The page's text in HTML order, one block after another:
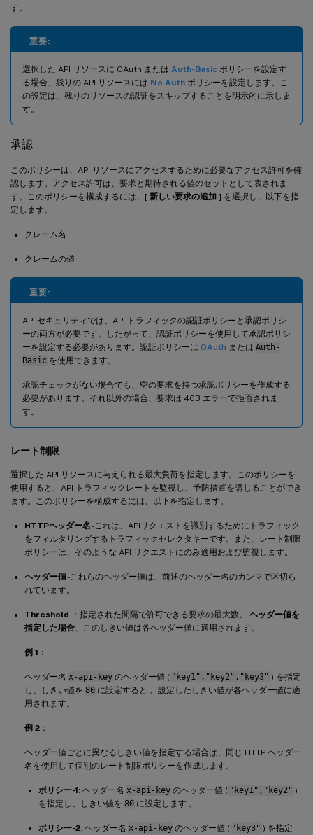
す。
重要:
選択した API リソースに OAuth または Auth-Basic ポリシーを設定す
る場合、残りの API リソースには No Auth ポリシーを設定します。こ
の設定は、残りのリソースの認証をスキップすることを明示的に示しま
す。
承認
このポリシーは、API リソースにアクセスするために必要なアクセス許可を確
認します。アクセス許可は、要求と期待される値のセットとして表されま
す。このポリシーを構成するには、[ 新しい要求の追加 ] を選択し、以下を指
定します。
クレーム名
クレームの値
重要:
API セキュリティでは、API トラフィックの認証ポリシーと承認ポリシ
ーの両方が必要です。したがって、認証ポリシーを使用して承認ポリシ
ーを設定する必要があります。認証ポリシーは OAuth または Auth-
Basic を使用できます。
承認チェックがない場合でも、空の要求を持つ承認ポリシーを作成する
必要があります。それ以外の場合、要求は 403 エラーで拒否されま
す。
レート制限
選択した API リソースに与えられる最大負荷を指定します。このポリシーを
使用すると、API トラフィックレートを監視し、予防措置を講じることができ
ます。このポリシーを構成するには、以下を指定します。
HTTPヘッダー名-これは、APIリクエストを識別するためにトラフィック
をフィルタリングするトラフィックセレクタキーです。また、レート制限
ポリシーは、そのような API リクエストにのみ適用および監視します。
ヘッダー値-これらのヘッダー値は、前述のヘッダー名のカンマで区切ら
れています。
Threshold ：指定された間隔で許可できる要求の最大数。 ヘッダー値を
指定した場合 、このしきい値は各ヘッダー値に適用されます。
例 1 ：
ヘッダー名 x-api-key のヘッダー値 ( "key1","key2","key3" ) を指定
し、しきい値を 80 に設定すると 、設定したしきい値が各ヘッダー値に適
用されます。
例 2 ：
ヘッダー値ごとに異なるしきい値を指定する場合は、同じ HTTP ヘッダー
名を使用して個別のレート制限ポリシーを作成します。
ポリシー-1: ヘッダー名 x-api-key のヘッダー値 ( "key1","key2" )
を指定し、しきい値を 80 に設定します 。
ポリシー-2: ヘッダー名 x-api-key のヘッダー値 ( "key3" ) を指定